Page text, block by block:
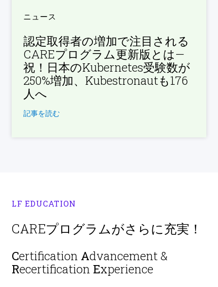
ニュース
認定取得者の増加で注目される
CAREプログラム更新版とは—
祝！日本のKubernetes受験数が
250%増加、Kubestronautも176
人へ
記事を読む
LF EDUCATION
CAREプログラムがさらに充実！
Certification Advancement &
Recertification Experience